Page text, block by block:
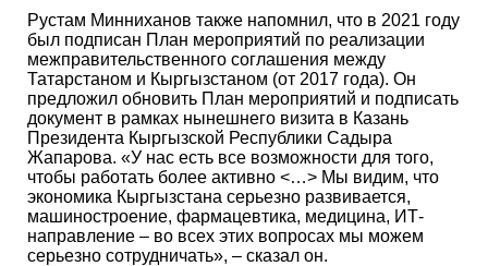
Рустам Минниханов также напомнил, что в 2021 году
был подписан План мероприятий по реализации
межправительственного соглашения между
Татарстаном и Кыргызстаном (от 2017 года). Он
предложил обновить План мероприятий и подписать
документ в рамках нынешнего визита в Казань
Президента Кыргызской Республики Садыра
Жапарова. «У нас есть все возможности для того,
чтобы работать более активно <…> Мы видим, что
экономика Кыргызстана серьезно развивается,
машиностроение, фармацевтика, медицина, ИТ-
направление – во всех этих вопросах мы можем
серьезно сотрудничать», – сказал он.